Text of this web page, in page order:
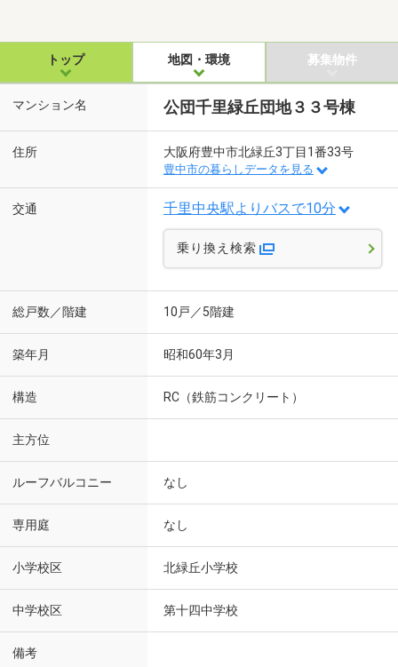
トップ 地図・環境 募集物件
マンション名 公団千里緑丘団地３３号棟
住所 大阪府豊中市北緑丘3丁目1番33号
豊中市の暮らしデータを見る
交通 千里中央駅よりバスで10分
乗り換え検索
総戸数／階建 10戸／5階建
築年月 昭和60年3月
構造 RC（鉄筋コンクリート）
主方位
ルーフバルコニー なし
専用庭 なし
小学校区 北緑丘小学校
中学校区 第十四中学校
備考